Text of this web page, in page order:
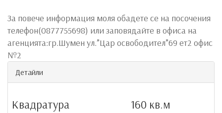
За повече информация моля обадете се на посочения
телефон(0877755698) или заповядайте в офиса на
агенцията:гр.Шумен ул.”Цар освободител”69 ет2 офис
№2
Детайли
Квадратура
160 кв.м